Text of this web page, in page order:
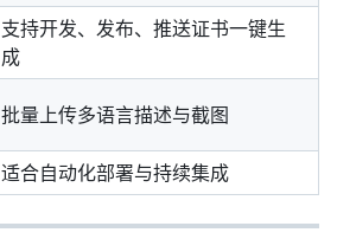
支持开发、发布、推送证书一键生
成
批量上传多语言描述与截图
适合自动化部署与持续集成